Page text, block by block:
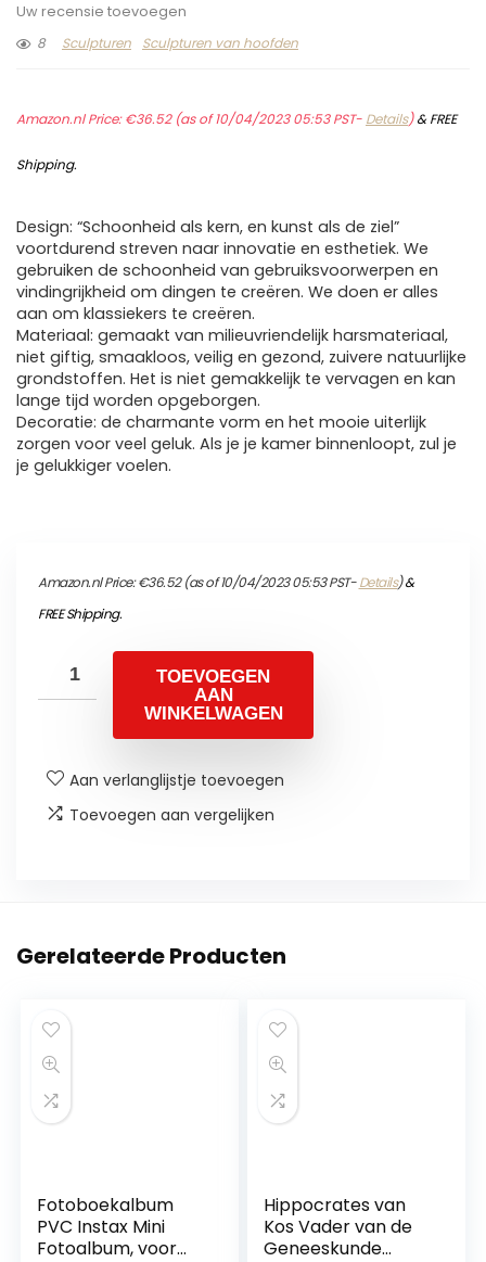
Uw recensie toevoegen
8
Sculpturen Sculpturen van hoofden
Amazon.nl Price:€36.52(as of 10/04/2023 05:53 PST- Details)&FREE
Shipping.
Design: “Schoonheid als kern, en kunst als de ziel”
voortdurend streven naar innovatie en esthetiek. We
gebruiken de schoonheid van gebruiksvoorwerpen en
vindingrijkheid om dingen te creëren. We doen er alles
aan om klassiekers te creëren.
Materiaal: gemaakt van milieuvriendelijk harsmateriaal,
niet giftig, smaakloos, veilig en gezond, zuivere natuurlijke
grondstoffen. Het is niet gemakkelijk te vervagen en kan
lange tijd worden opgeborgen.
Decoratie: de charmante vorm en het mooie uiterlijk
zorgen voor veel geluk. Als je je kamer binnenloopt, zul je
je gelukkiger voelen.
Amazon.nl Price:€36.52(as of 10/04/2023 05:53 PST-Details)&
FREE Shipping.
TOEVOEGEN
AAN
WINKELWAGEN
Aan verlanglijstje toevoegen
Toevoegen aan vergelijken
Gerelateerde Producten
Fotoboekalbum
PVC Instax Mini
Fotoalbum, voor
Hippocrates van
Kos Vader van de
Geneeskunde